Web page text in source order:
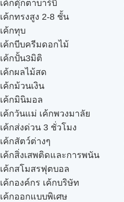
เค้กตุ๊กตาบาร์บี้
เค้กทรงสูง 2-8 ชั้น
เค้กทุบ
เค้กบีบครีมดอกไม้
เค้กปั้น3มิติ
เค้กผลไม้สด
เค้กม้วนเงิน
เค้กมินิมอล
เค้กวันแม่ เค้กพวงมาลัย
เค้กส่งด่วน 3 ชั่วโมง
เค้กสัตว์ต่างๆ
เค้กสิ่งเสพติดและการพนัน
เค้กสโมสรฟุตบอล
เค้กองค์กร เค้กบริษัท
เค้กออกแบบพิเศษ